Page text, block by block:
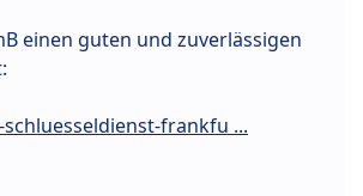
einen guten und zuverlässigen
frankfu ...